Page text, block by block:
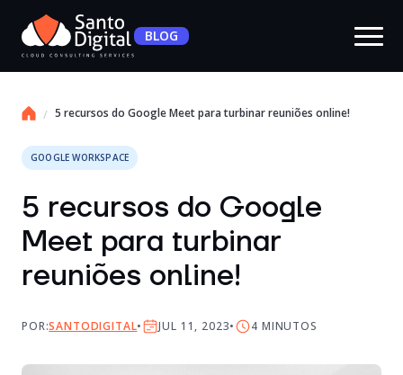
BLOG
5 recursos do Google Meet para turbinar reuniões online!
GOOGLE WORKSPACE
5 recursos do Google
Meet para turbinar
reuniões online!
POR:SANTODIGITAL JUL 11, 2023 4 MINUTOS